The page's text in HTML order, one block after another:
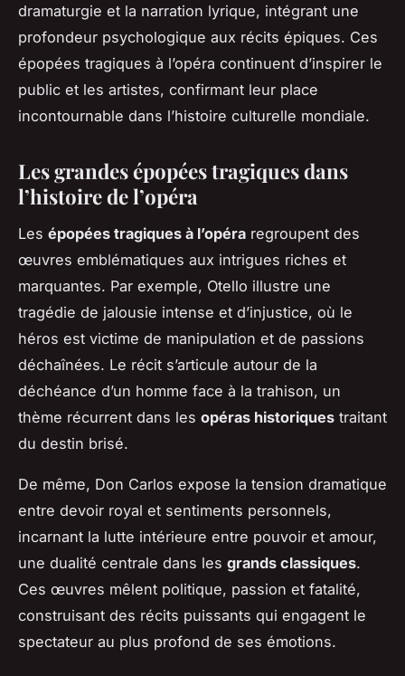
dramaturgie et la narration lyrique, intégrant une
profondeur psychologique aux récits épiques. Ces
épopées tragiques à l’opéra continuent d’inspirer le
public et les artistes, confirmant leur place
incontournable dans l’histoire culturelle mondiale.
Les grandes épopées tragiques dans
l’histoire de l’opéra
Les épopées tragiques à l’opéra regroupent des
œuvres emblématiques aux intrigues riches et
marquantes. Par exemple, Otello illustre une
tragédie de jalousie intense et d’injustice, où le
héros est victime de manipulation et de passions
déchaînées. Le récit s’articule autour de la
déchéance d’un homme face à la trahison, un
thème récurrent dans les opéras historiques traitant
du destin brisé.
De même, Don Carlos expose la tension dramatique
entre devoir royal et sentiments personnels,
incarnant la lutte intérieure entre pouvoir et amour,
une dualité centrale dans les grands classiques.
Ces œuvres mêlent politique, passion et fatalité,
construisant des récits puissants qui engagent le
spectateur au plus profond de ses émotions.